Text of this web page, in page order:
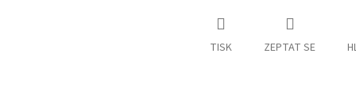
TISK ZEPTAT SE